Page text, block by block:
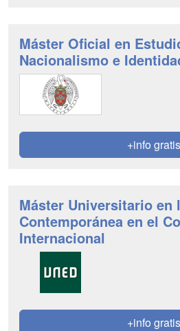
Máster Oficial en
Nacionalismo e
+info gratis
Máster Universitario en
Contemporánea en el
Internacional
+info gratis